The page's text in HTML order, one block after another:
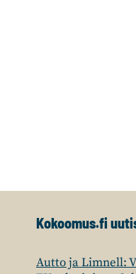
Kokoomus.fi
Autto ja Limnell: